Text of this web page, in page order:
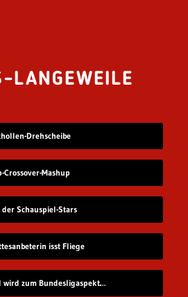
LANGEWEILE
Drehscheibe
Mashup
Schauspiel-Stars
isst Fliege
Ein Kreisligaspiel wird zum Bundesligaspektakel